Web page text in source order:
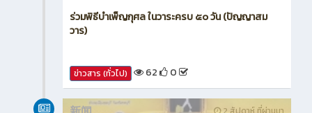
ร่วมพิธีบำเพ็ญกุศล ในวาระครบ ๕๐ วัน (ปัญญาสม
ข่าวสาร (ทั่วไป) 62 0